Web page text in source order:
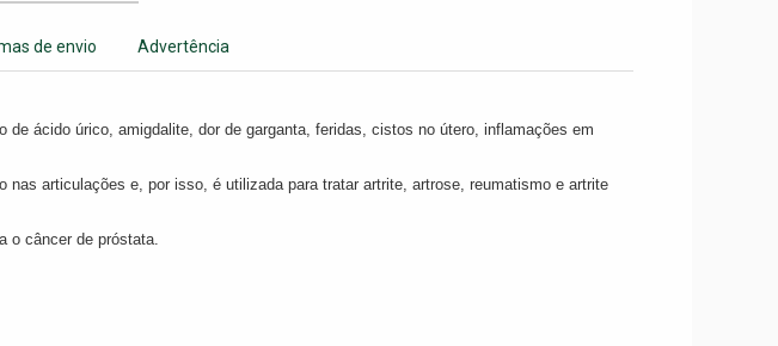
de envio Advertência
de ácido úrico, amigdalite, dor de garganta, feridas, cistos no útero, inflamações em
nas articulações e, por isso, é utilizada para tratar artrite, artrose, reumatismo e artrite
o câncer de próstata.